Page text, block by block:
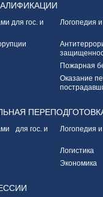
для гос. и
Логопедия и
Пожарная
Оказание
для гос. и
Логопедия и
Логистика
Экономика